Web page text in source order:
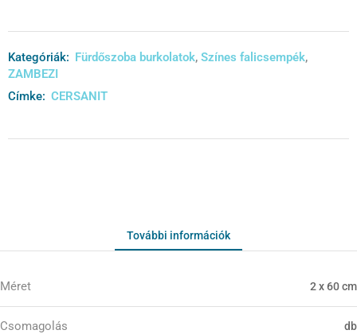
Kategóriák: Fürdőszoba burkolatok, Színes falicsempék,
ZAMBEZI
Címke: CERSANIT
További információk
Méret 2 x 60 cm
Csomagolás db